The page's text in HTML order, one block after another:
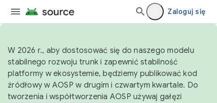
Zaloguj się
W 2026 r., aby dostosować się do naszego modelu
stabilnego rozwoju trunk i zapewnić stabilność
platformy w ekosystemie, będziemy publikować kod
źródłowy w AOSP w drugim i czwartym kwartale. Do
tworzenia i współtworzenia AOSP używaj gałęzi